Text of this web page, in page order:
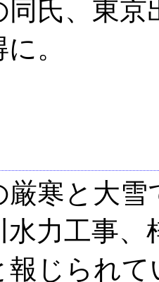
同氏、東
。
厳寒と大
水力工事
報じられて